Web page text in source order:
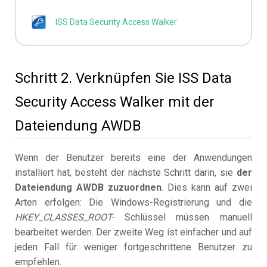
ISS Data Security Access Walker
Schritt 2. Verknüpfen Sie ISS Data
Security Access Walker mit der
Dateiendung AWDB
Wenn der Benutzer bereits eine der Anwendungen
installiert hat, besteht der nächste Schritt darin, sie der
Dateiendung AWDB zuzuordnen. Dies kann auf zwei
Arten erfolgen: Die Windows-Registrierung und die
HKEY_CLASSES_ROOT-Schlüssel müssen manuell
bearbeitet werden. Der zweite Weg ist einfacher und auf
jeden Fall für weniger fortgeschrittene Benutzer zu
empfehlen.